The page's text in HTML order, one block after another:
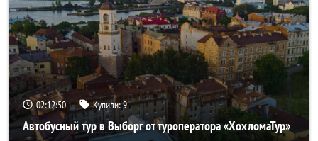
02:12:49 Купили:9
Автобусный тур в Выборг от туроператора «ХохломаТур»